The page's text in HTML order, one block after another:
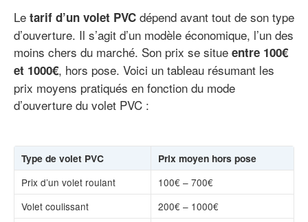
Le tarif d’un volet PVC dépend avant tout de son type
d’ouverture. Il s’agit d’un modèle économique, l’un des
moins chers du marché. Son prix se situe entre 100€
et 1000€, hors pose. Voici un tableau résumant les
prix moyens pratiqués en fonction du mode
d’ouverture du volet PVC :
Type de volet PVC
Prix moyen hors pose
Prix d’un volet roulant
100€ – 700€
Volet coulissant
200€ – 1000€